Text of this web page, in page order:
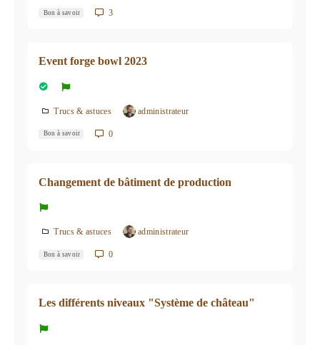
Bon à savoir 3
Event forge bowl 2023
Trucs & astuces administrateur
Bon à savoir 0
Changement de bâtiment de production
Trucs & astuces administrateur
Bon à savoir 0
Les différents niveaux "Système de château"